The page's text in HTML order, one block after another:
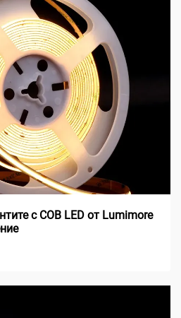
с COB LED от Lumimore